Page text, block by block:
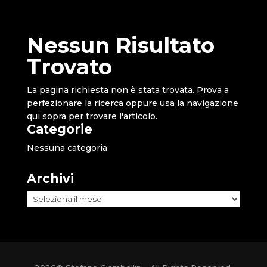
Nessun Risultato
Trovato
La pagina richiesta non è stata trovata. Prova a
perfezionare la ricerca oppure usa la navigazione
qui sopra per trovare l'articolo.
Categorie
Nessuna categoria
Archivi
Archivi